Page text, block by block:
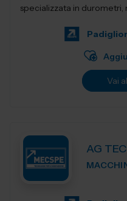
specializzata in
Vai
AG